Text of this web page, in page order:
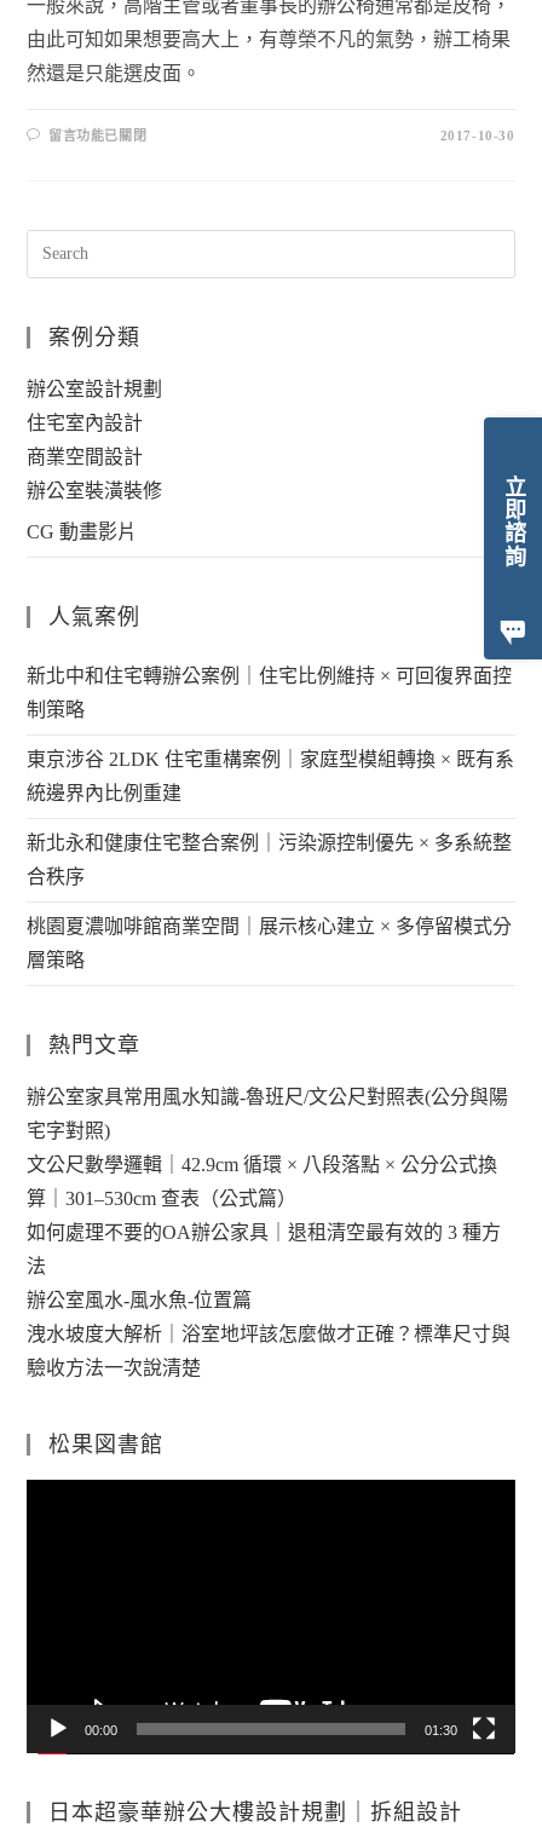
立即諮詢
一般來說，高階主管或者董事長的辦公椅通常都是皮椅，
由此可知如果想要高大上，有尊榮不凡的氣勢，辦工椅果
然還是只能選皮面。
留言功能已關閉 2017-10-30
案例分類
辦公室設計規劃
住宅室內設計
商業空間設計
辦公室裝潢裝修
CG 動畫影片
人氣案例
新北中和住宅轉辦公案例｜住宅比例維持 × 可回復界面控
制策略
東京涉谷 2LDK 住宅重構案例｜家庭型模組轉換 × 既有系
統邊界內比例重建
新北永和健康住宅整合案例｜污染源控制優先 × 多系統整
合秩序
桃園夏濃咖啡館商業空間｜展示核心建立 × 多停留模式分
層策略
熱門文章
辦公室家具常用風水知識-魯班尺/文公尺對照表(公分與陽
宅字對照)
文公尺數學邏輯｜42.9cm 循環 × 八段落點 × 公分公式換
算｜301–530cm 查表（公式篇）
如何處理不要的OA辦公家具｜退租清空最有效的 3 種方
法
辦公室風水-風水魚-位置篇
洩水坡度大解析｜浴室地坪該怎麼做才正確？標準尺寸與
驗收方法一次說清楚
松果図書館
00:00 01:30
日本超豪華辦公大樓設計規劃｜拆組設計